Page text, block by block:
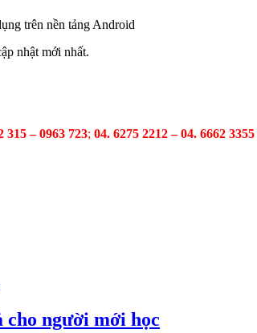
trên nền tảng Android
nhật mới nhất.
315 – 0963 723; 04. 6275 2212 – 04. 6662 3355
người mới học